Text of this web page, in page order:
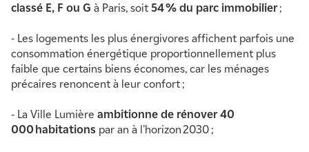
classé E, F ou G à Paris, soit 54 % du parc immobilier;
- Les logements les plus énergivores affichent parfois une
consommation énergétique proportionnellement plus
faible que certains biens économes, car les ménages
précaires renoncent à leur confort ;
- La Ville Lumière ambitionne de rénover 40
000 habitations par an à l’horizon 2030 ;